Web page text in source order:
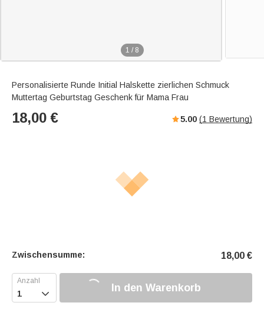
1 / 8
Personalisierte Runde Initial Halskette zierlichen Schmuck
Muttertag Geburtstag Geschenk für Mama Frau
18,00 € 5.00 (1 Bewertung)
Zwischensumme: 18,00 €
 In den Warenkorb